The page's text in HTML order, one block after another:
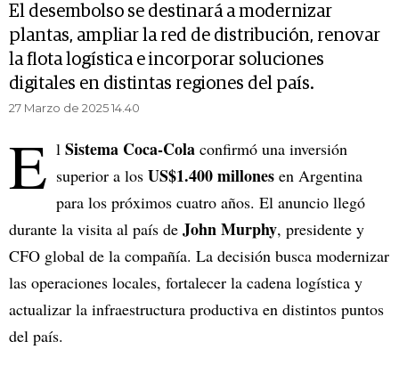
El desembolso se destinará a modernizar
plantas, ampliar la red de distribución, renovar
la flota logística e incorporar soluciones
digitales en distintas regiones del país.
27 Marzo de 2025 14.40
E l Sistema Coca-Cola confirmó una inversión
superior a los US$1.400 millones en Argentina
para los próximos cuatro años. El anuncio llegó
durante la visita al país de John Murphy, presidente y
CFO global de la compañía. La decisión busca modernizar
las operaciones locales, fortalecer la cadena logística y
actualizar la infraestructura productiva en distintos puntos
del país.